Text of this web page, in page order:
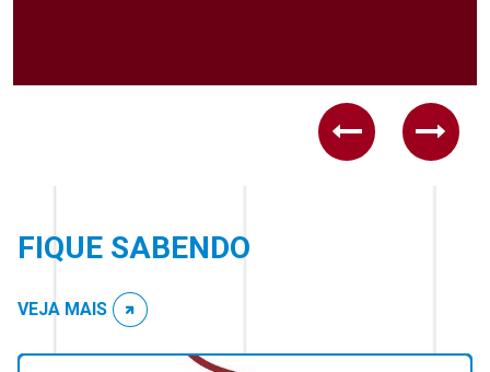
Previous
Next
FIQUE SABENDO
VEJA MAIS